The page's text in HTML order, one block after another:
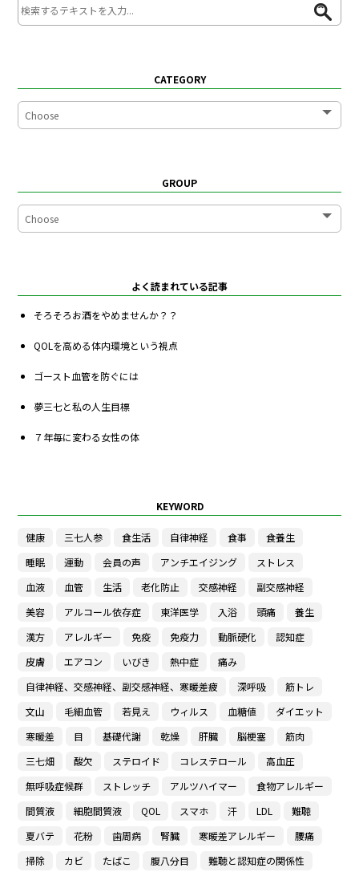
CATEGORY
GROUP
よく読まれている記事
そろそろお酒をやめませんか？？
QOLを高める体内環境という視点
ゴースト血管を防ぐには
夢三七と私の人生目標
７年毎に変わる女性の体
KEYWORD
健康 三七人参 食生活 自律神経 食事
食養生
睡眠
運動 会員の声 アンチエイジング
ストレス
血液
血管 生活 老化防止 交感神経
副交感神経
美容
アルコール依存症 東洋医学 入浴 頭痛
養生
漢方
アレルギー 免疫 免疫力 動脈硬化
認知症
皮膚
エアコン いびき 熱中症
痛み
自律神経、交感神経、副交感神経、寒暖差疲
深呼吸
筋トレ
文山
毛細血管 若見え ウィルス 血糖値
ダイエット
寒暖差
目 基礎代謝 乾燥 肝臓 脳梗塞
筋肉
三七畑
酸欠 ステロイド コレステロール
高血圧
無呼吸症候群
ストレッチ アルツハイマー
食物アレルギー
間質液
細胞間質液 QOL スマホ 汗 LDL
難聴
夏バテ
花粉 歯周病 腎臓 寒暖差アレルギー
腰痛
掃除
カビ たばこ 腹八分目
難聴と認知症の関係性